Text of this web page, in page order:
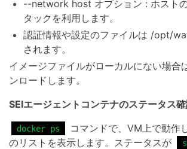
--network host オプション : ホスト
タックを利用します。
認証情報や設定のファイルは /opt/
されます。
イメージファイルがローカルにない場合
ンロードします。
SEIエージェントコンテナのステータス
docker ps
コマンドで、VM上で動作
のリストを表示します。ステータスが